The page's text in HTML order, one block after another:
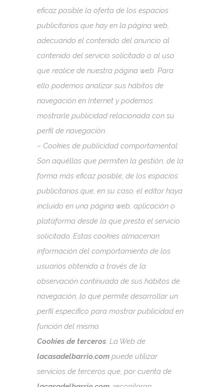
eficaz posible la oferta de los espacios
publicitarios que hay en la página web,
adecuando el contenido del anuncio al
contenido del servicio solicitado o al uso
que realice de nuestra página web. Para
ello podemos analizar sus hábitos de
navegación en Internet y podemos
mostrarle publicidad relacionada con su
perfil de navegación.
– Cookies de publicidad comportamental:
Son aquéllas que permiten la gestión, de la
forma más eficaz posible, de los espacios
publicitarios que, en su caso, el editor haya
incluido en una página web, aplicación o
plataforma desde la que presta el servicio
solicitado. Estas cookies almacenan
información del comportamiento de los
usuarios obtenida a través de la
observación continuada de sus hábitos de
navegación, lo que permite desarrollar un
perfil específico para mostrar publicidad en
función del mismo.
Cookies de terceros: La Web de
lacasadelbarrio.com puede utilizar
servicios de terceros que, por cuenta de